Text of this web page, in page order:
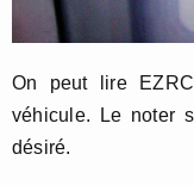
On peut lire
véhicule. Le noter
désiré.